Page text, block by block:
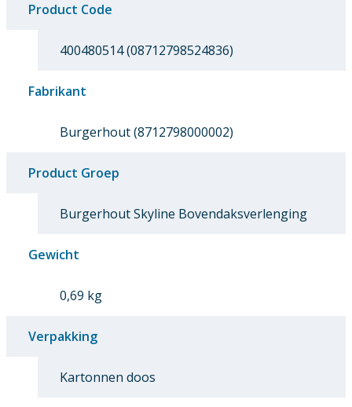
Product Code
400480514 (08712798524836)
Fabrikant
Burgerhout (8712798000002)
Product Groep
Burgerhout Skyline Bovendaksverlenging
Gewicht
0,69 kg
Verpakking
Kartonnen doos